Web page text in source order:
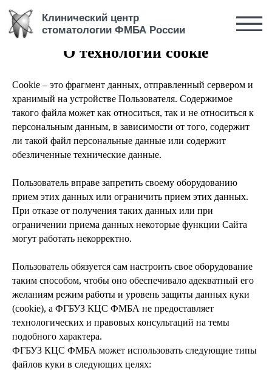
Клинический центр
стоматологии ФМБА России
О технологии cookie
Cookie – это фрагмент данных, отправленный сервером и
хранимый на устройстве Пользователя. Содержимое
такого файла может как относиться, так и не относиться к
персональным данным, в зависимости от того, содержит
ли такой файл персональные данные или содержит
обезличенные технические данные.
Пользователь вправе запретить своему оборудованию
прием этих данных или ограничить прием этих данных.
При отказе от получения таких данных или при
ограничении приема данных некоторые функции Сайта
могут работать некорректно.
Пользователь обязуется сам настроить свое оборудование
таким способом, чтобы оно обеспечивало адекватный его
желаниям режим работы и уровень защиты данных куки
(cookie), а ФГБУЗ КЦС ФМБА не предоставляет
технологических и правовых консультаций на темы
подобного характера.
ФГБУЗ КЦС ФМБА может использовать следующие типы
файлов куки в следующих целях: